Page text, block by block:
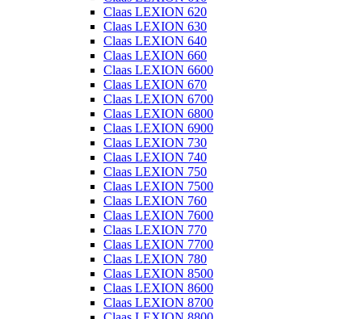
Claas LEXION 620
Claas LEXION 630
Claas LEXION 640
Claas LEXION 660
Claas LEXION 6600
Claas LEXION 670
Claas LEXION 6700
Claas LEXION 6800
Claas LEXION 6900
Claas LEXION 730
Claas LEXION 740
Claas LEXION 750
Claas LEXION 7500
Claas LEXION 760
Claas LEXION 7600
Claas LEXION 770
Claas LEXION 7700
Claas LEXION 780
Claas LEXION 8500
Claas LEXION 8600
Claas LEXION 8700